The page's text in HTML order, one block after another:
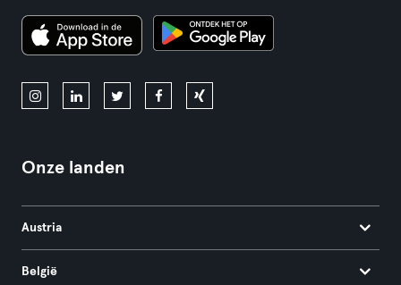
Onze landen
Austria
België